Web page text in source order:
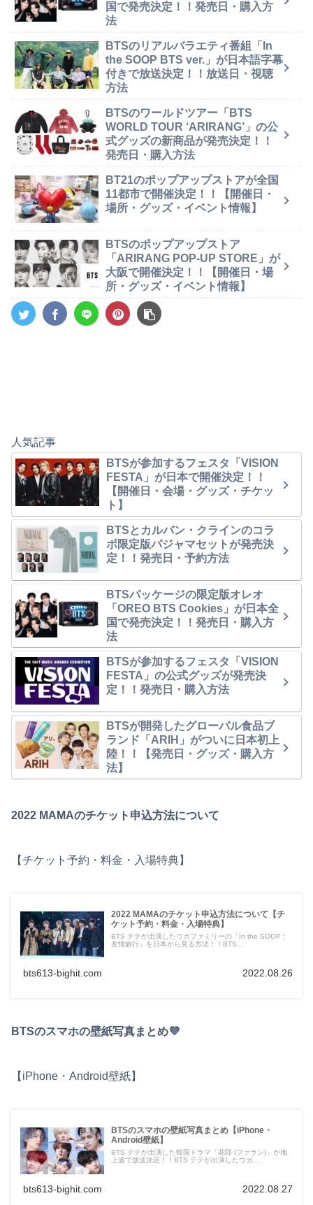
国で発売決定！！発売日・購入方
法
BTSのリアルバラエティ番組「In
the SOOP BTS ver.」が日本語字幕
付きで放送決定！！放送日・視聴
方法
BTSのワールドツアー「BTS
WORLD TOUR ‘ARIRANG’」の公
式グッズの新商品が発売決定！！
発売日・購入方法
BT21のポップアップストアが全国
11都市で開催決定！！【開催日・
場所・グッズ・イベント情報】
BTSのポップアップストア
「ARIRANG POP-UP STORE」が
大阪で開催決定！！【開催日・場
所・グッズ・イベント情報】
人気記事
BTSが参加するフェスタ「VISION
FESTA」が日本で開催決定！！
【開催日・会場・グッズ・チケッ
ト】
BTSとカルバン・クラインのコラ
ボ限定版パジャマセットが発売決
定！！発売日・予約方法
BTSパッケージの限定版オレオ
「OREO BTS Cookies」が日本全
国で発売決定！！発売日・購入方
法
BTSが参加するフェスタ「VISION
FESTA」の公式グッズが発売決
定！！発売日・購入方法
BTSが開発したグローバル食品ブ
ランド「ARIH」がついに日本初上
陸！！【発売日・グッズ・購入方
法】
2022 MAMAのチケット申込方法について
【チケット予約・料金・入場特典】
2022 MAMAのチケット申込方法について【チ
ケット予約・料金・入場特典】
BTS テテが出演したウガファミリーの「In the SOOP：
友情旅行」を日本から見る方法！！BTS...
bts613-bighit.com 2022.08.26
BTSのスマホの壁紙写真まとめ💜
【iPhone・Android壁紙】
BTSのスマホの壁紙写真まとめ【iPhone・
Android壁紙】
BTS テテが出演した韓国ドラマ「花郎 (ファラン)」が地
上波で放送決定！！BTS テテが出演したウガ...
bts613-bighit.com 2022.08.27